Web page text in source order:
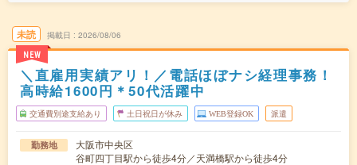
未読
NEW
掲載日 2026/08/06
＼直雇用実績アリ！／電話ほぼナシ経理事務！
高時給1600円＊50代活躍中
交通費別途支給あり 土日祝日が休み WEB登録OK 派遣
勤務地
大阪市中央区
谷町四丁目駅から徒歩4分／天満橋駅から徒歩4分